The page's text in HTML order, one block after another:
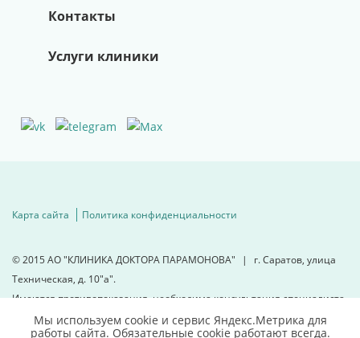
Контакты
Услуги клиники
Карта сайта Политика конфиденциальности
© 2015 АО "КЛИНИКА ДОКТОРА ПАРАМОНОВА" |
г. Саратов, улица
Техническая, д. 10"а".
Имеются противопоказания, необходима консультация специалиста.
Для детальной информации
Мы используем cookie и сервис Яндекс.Метрика для
работы сайта. Обязательные cookie работают всегда.